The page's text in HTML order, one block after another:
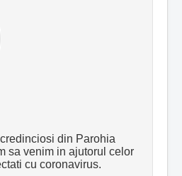
din Parohia
sa venim in ajutorul celor
cu coronavirus.